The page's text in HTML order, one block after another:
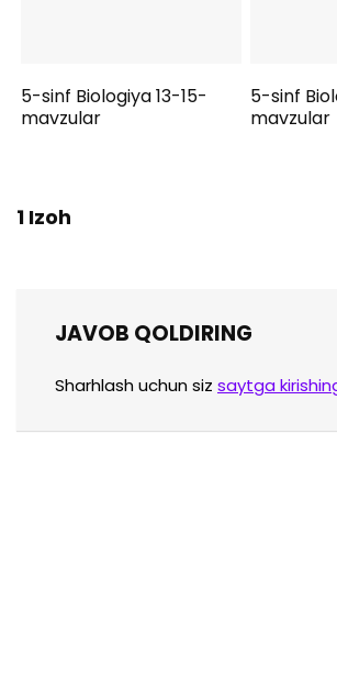
5-sinf Biologiya 13-15-
mavzular
5-sinf
mavzular
1 Izoh
JAVOB QOLDIRING
Sharhlash uchun siz saytga